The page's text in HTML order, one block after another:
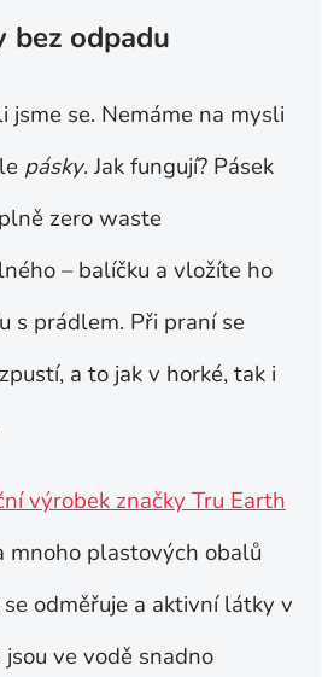
bez odpadu
jsme se. Nemáme na mysli
pásky. Jak fungují? Pásek
zero waste
– balíčku a vložíte ho
s prádlem. Při praní se
a to jak v horké, tak i
výrobek značky Tru Earth
mnoho plastových obalů
odměřuje a aktivní látky v
ve vodě snadno